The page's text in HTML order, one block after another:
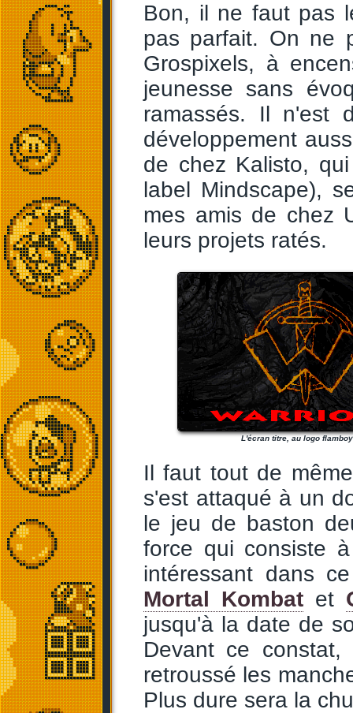
Bon, il ne faut pas
pas parfait. On ne
Grospixels, à
jeunesse sans
ramassés. Il n'est
développement
de chez Kalisto,
label Mindscape),
mes amis de chez
leurs projets ratés.
L'écran titre, au logo
Il faut tout de
s'est attaqué à un
le jeu de baston
force qui consiste
intéressant dans
Mortal Kombat et
jusqu'à la date de
Devant ce
retroussé les
Plus dure sera la